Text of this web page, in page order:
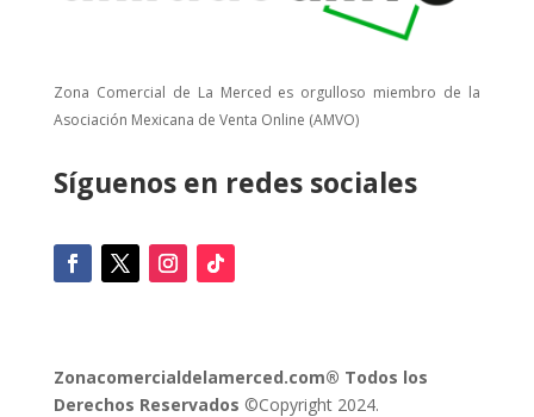
Zona Comercial de La Merced es orgulloso miembro de la
Asociación Mexicana de Venta Online (AMVO)
Síguenos en redes sociales
Zonacomercialdelamerced.com® Todos los
Derechos Reservados ©Copyright 2024.